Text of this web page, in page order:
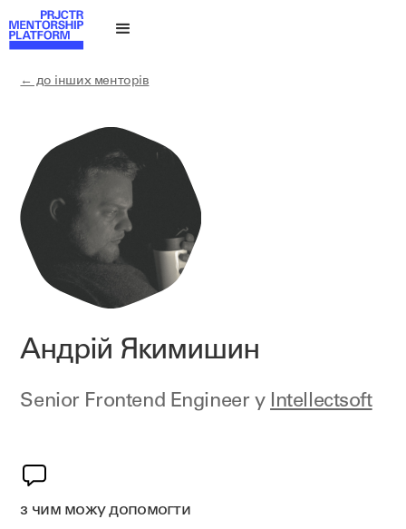
← до інших менторів
Андрій Якимишин
Senior Frontend Engineer у Intellectsoft
з чим можу допомогти